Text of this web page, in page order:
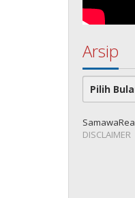
Arsip
Arsip
SamawaRea
DISCLAIMER